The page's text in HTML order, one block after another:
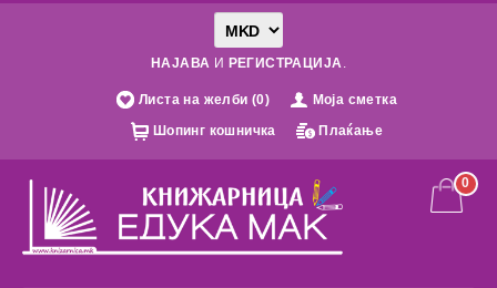
НАЈАВА И РЕГИСТРАЦИЈА.
Листа на желби (0)
Моја сметка
Шопинг кошничка
Плаќање
0